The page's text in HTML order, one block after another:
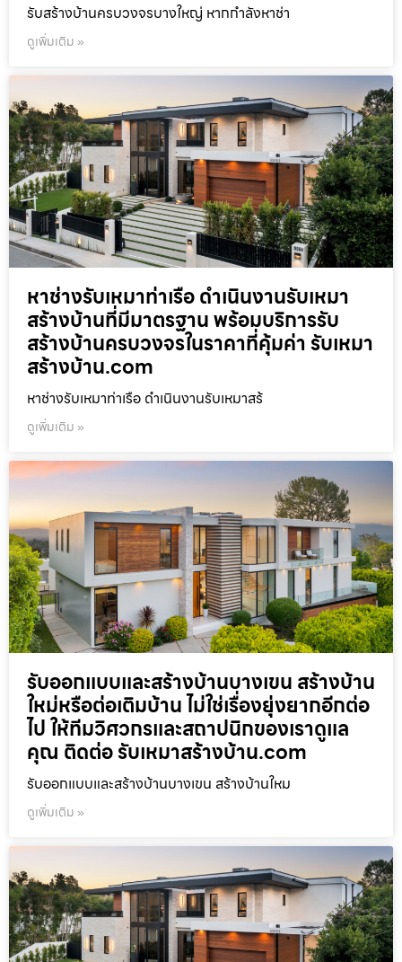
รับสร้างบ้านครบวงจรบางใหญ่ หากกำลังหาช่า
ดูเพิ่มเติม »
หาช่างรับเหมาท่าเรือ ดำเนินงานรับเหมา
สร้างบ้านที่มีมาตรฐาน พร้อมบริการรับ
สร้างบ้านครบวงจรในราคาที่คุ้มค่า รับเหมา
สร้างบ้าน.com
หาช่างรับเหมาท่าเรือ ดำเนินงานรับเหมาสร้
ดูเพิ่มเติม »
รับออกแบบและสร้างบ้านบางเขน สร้างบ้าน
ใหม่หรือต่อเติมบ้าน ไม่ใช่เรื่องยุ่งยากอีกต่อ
ไป ให้ทีมวิศวกรและสถาปนิกของเราดูแล
คุณ ติดต่อ รับเหมาสร้างบ้าน.com
รับออกแบบและสร้างบ้านบางเขน สร้างบ้านใหม
ดูเพิ่มเติม »